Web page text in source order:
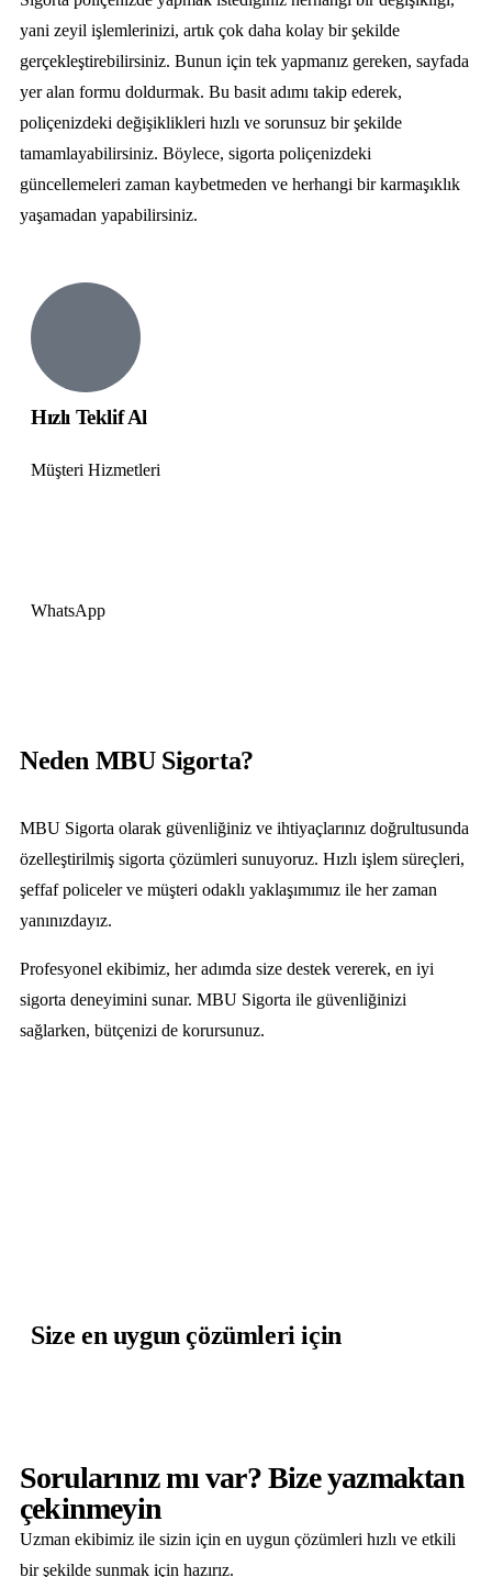
yani zeyil işlemlerinizi, artık çok daha kolay bir şekilde
gerçekleştirebilirsiniz. Bunun için tek yapmanız gereken, sayfada
yer alan formu doldurmak. Bu basit adımı takip ederek,
poliçenizdeki değişiklikleri hızlı ve sorunsuz bir şekilde
tamamlayabilirsiniz. Böylece, sigorta poliçenizdeki
güncellemeleri zaman kaybetmeden ve herhangi bir karmaşıklık
yaşamadan yapabilirsiniz.
Hızlı Teklif Al
Müşteri Hizmetleri
WhatsApp
Neden MBU Sigorta?
MBU Sigorta olarak güvenliğiniz ve ihtiyaçlarınız doğrultusunda
özelleştirilmiş sigorta çözümleri sunuyoruz. Hızlı işlem süreçleri,
şeffaf policeler ve müşteri odaklı yaklaşımımız ile her zaman
yanınızdayız.
Profesyonel ekibimiz, her adımda size destek vererek, en iyi
sigorta deneyimini sunar. MBU Sigorta ile güvenliğinizi
sağlarken, bütçenizi de korursunuz.
Size en uygun çözümleri için
Sorularınız mı var? Bize yazmaktan
çekinmeyin
Uzman ekibimiz ile sizin için en uygun çözümleri hızlı ve etkili
bir şekilde sunmak için hazırız.